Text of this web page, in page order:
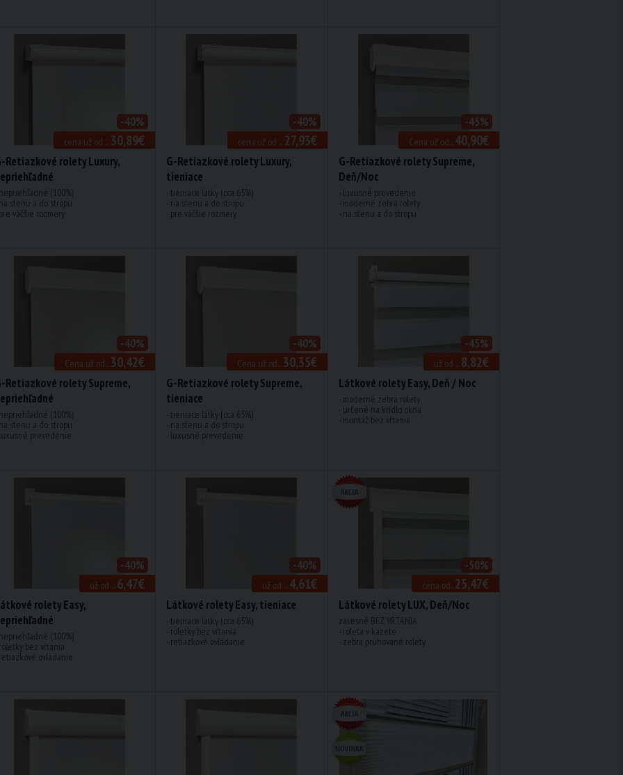
cena už od ...30,89€
-40%
Retiazkové rolety Luxury,
(100%)
stenu a do stropu
väčšie rozmery
cena už od ...27,93€
-40%
G-Retiazkové rolety Luxury,
tieniace
- tieniace látky (cca 65%)
- na stenu a do stropu
- pre väčšie rozmery
Cena už od...40,90€
-45%
G-Retiazkové rolety Supreme,
Deň/Noc
- luxusné prevedenie
- moderné zebra rolety
- na stenu a do stropu
Cena už od...30,42€
-40%
Retiazkové rolety Supreme,
(100%)
stenu a do stropu
prevedenie
Cena už od...30,35€
-40%
G-Retiazkové rolety Supreme,
tieniace
- tieniace látky (cca 65%)
- na stenu a do stropu
- luxusné prevedenie
už od ...8,82€
-45%
Látkové rolety Easy, Deň / Noc
- moderné zebra rolety
- určené na krídlo okna
- montáž bez vŕtania
už od ...6,47€
-40%
rolety Easy,
(100%)
bez vŕtania
ovládanie
už od ...4,61€
-40%
Látkové rolety Easy, tieniace
- tieniace látky (cca 65%)
- roletky bez vŕtania
- retiazkové ovládanie
cena od..25,47€
-50%
Látkové rolety LUX, Deň/Noc
závesné BEZ VŔTANIA
- roleta v kazete
- zebra pruhované rolety